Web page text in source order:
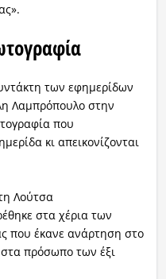
των εφημερίδων
Λαμπρόπουλο στην
που
κι απεικονίζονται
Λούτσα
στα χέρια των
που έκανε ανάρτηση στο
στα πρόσωπο των έξι